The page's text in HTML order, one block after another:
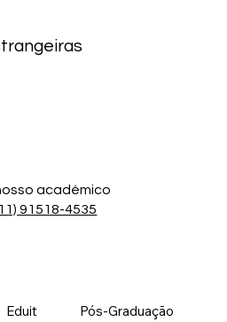
académico
91518-4535
Eduit Pós-Graduação